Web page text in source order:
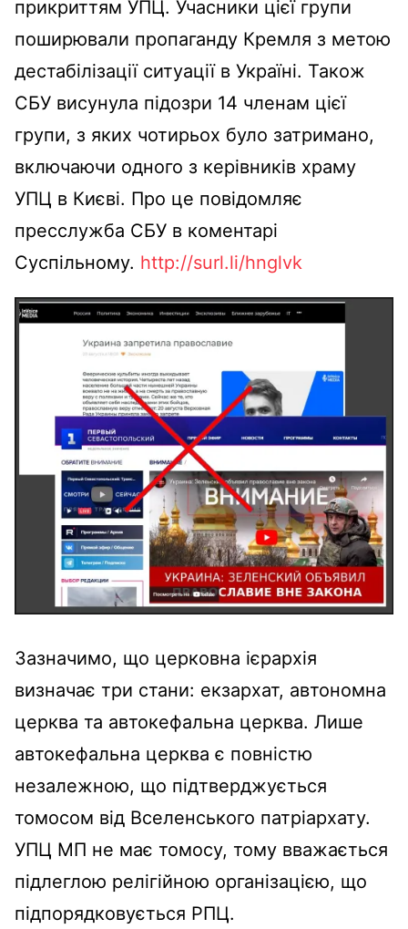
прикриттям УПЦ. Учасники цієї групи
поширювали пропаганду Кремля з метою
дестабілізації ситуації в Україні. Також
СБУ висунула підозри 14 членам цієї
групи, з яких чотирьох було затримано,
включаючи одного з керівників храму
УПЦ в Києві. Про це повідомляє
пресслужба СБУ в коментарі
Суспільному. http://surl.li/hnglvk
Зазначимо, що церковна ієрархія
визначає три стани: екзархат, автономна
церква та автокефальна церква. Лише
автокефальна церква є повністю
незалежною, що підтверджується
томосом від Вселенського патріархату.
УПЦ МП не має томосу, тому вважається
підлеглою релігійною організацією, що
підпорядковується РПЦ.